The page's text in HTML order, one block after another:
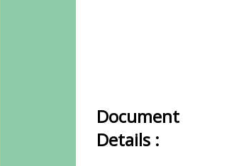
Document
Details :